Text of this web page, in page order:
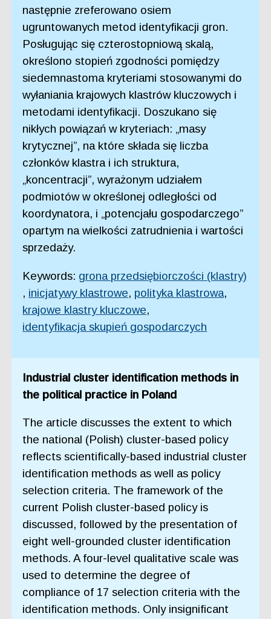
następnie zreferowano osiem
ugruntowanych metod identyfikacji gron.
Posługując się czterostopniową skalą,
określono stopień zgodności pomiędzy
siedemnastoma kryteriami stosowanymi do
wyłaniania krajowych klastrów kluczowych i
metodami identyfikacji. Doszukano się
nikłych powiązań w kryteriach: „masy
krytycznej”, na które składa się liczba
członków klastra i ich struktura,
„koncentracji”, wyrażonym udziałem
podmiotów w określonej odległości od
koordynatora, i „potencjału gospodarczego”
opartym na wielkości zatrudnienia i wartości
sprzedaży.
Keywords: grona przedsiębiorczości (klastry)
, inicjatywy klastrowe, polityka klastrowa,
krajowe klastry kluczowe,
identyfikacja skupień gospodarczych
Industrial cluster identification methods in
the political practice in Poland
The article discusses the extent to which
the national (Polish) cluster-based policy
reflects scientifically-based industrial cluster
identification methods as well as policy
selection criteria. The framework of the
current Polish cluster-based policy is
discussed, followed by the presentation of
eight well-grounded cluster identification
methods. A four-level qualitative scale was
used to determine the degree of
compliance of 17 selection criteria with the
identification methods. Only insignificant